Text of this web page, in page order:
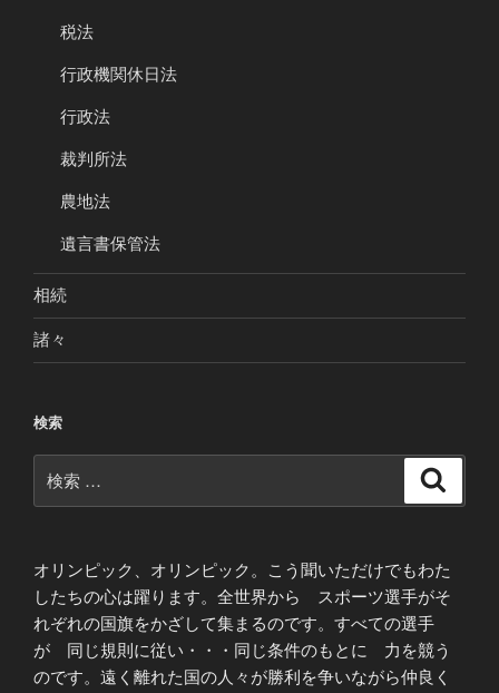
税法
行政機関休日法
行政法
裁判所法
農地法
遺言書保管法
相続
諸々
検索
索:
オリンピック、オリンピック。こう聞いただけでもわた
したちの心は躍ります。全世界から スポーツ選手がそ
れぞれの国旗をかざして集まるのです。すべての選手
が 同じ規則に従い・・・同じ条件のもとに 力を競う
のです。遠く離れた国の人々が勝利を争いながら仲良く